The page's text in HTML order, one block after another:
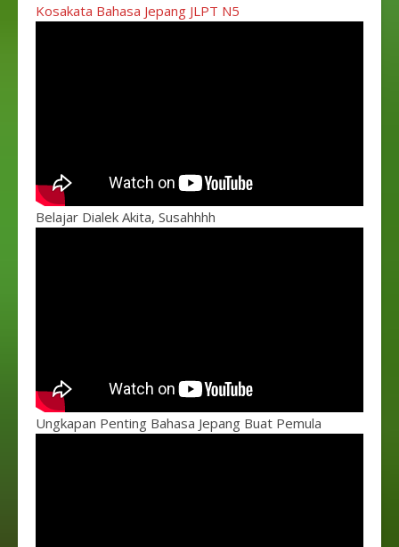
Kosakata Bahasa Jepang JLPT N5
Belajar Dialek Akita, Susahhhh
Ungkapan Penting Bahasa Jepang Buat Pemula